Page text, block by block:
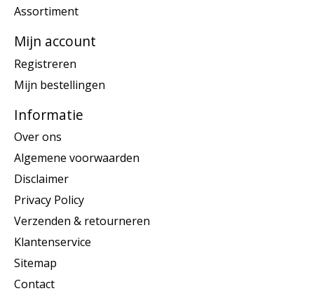
Assortiment
Mijn account
Registreren
Mijn bestellingen
Informatie
Over ons
Algemene voorwaarden
Disclaimer
Privacy Policy
Verzenden & retourneren
Klantenservice
Sitemap
Contact